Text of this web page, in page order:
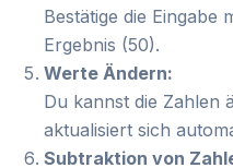
Bestätige die Eingabe
Ergebnis (50).
Werte Ändern:
Du kannst die Zahlen
aktualisiert sich
Subtraktion von